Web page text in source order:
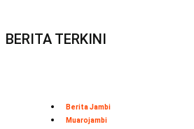
BERITA TERKINI
Berita Jambi
Muarojambi